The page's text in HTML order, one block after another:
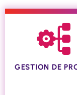
GESTION DE